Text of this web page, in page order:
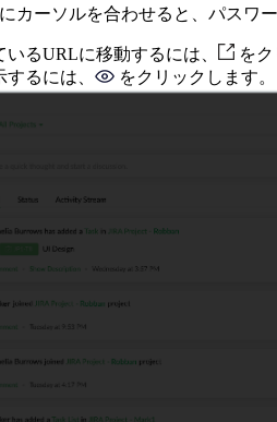
カーソルを合わせると、パスワ
るURLに移動するには、
をク
るには、
をクリックします。